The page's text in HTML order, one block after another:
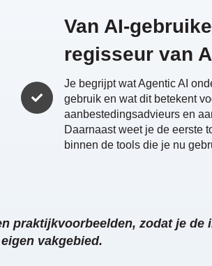
Van AI-
regisseur van
Je begrijpt wat Agentic AI
gebruik en wat dit betekent
aanbestedingsadvieurs en
Daarnaast weet je de eerste
binnen de tools die je nu
praktijkvoorbeelden, zodat je de
vakgebied.